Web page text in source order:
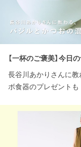
【一杯のご褒美】今日
長谷川あかりさんに教
ボ食器のプレゼントも